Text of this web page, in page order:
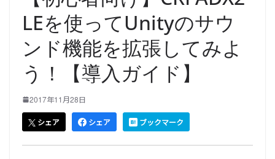
LEを使ってUnityのサウ
ンド機能を拡張してみよ
う！【導入ガイド】
2017年11月28日
シェア シェア ブックマーク